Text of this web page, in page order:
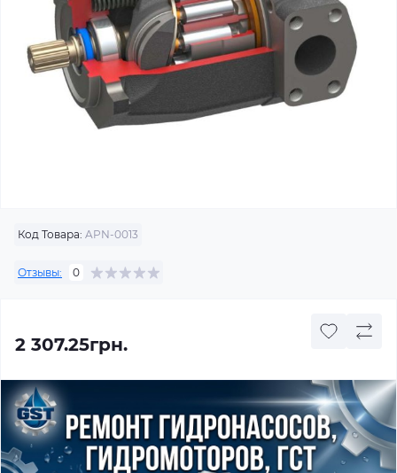
Код Товара: APN-0013
Отзывы: 0
2 307.25грн.